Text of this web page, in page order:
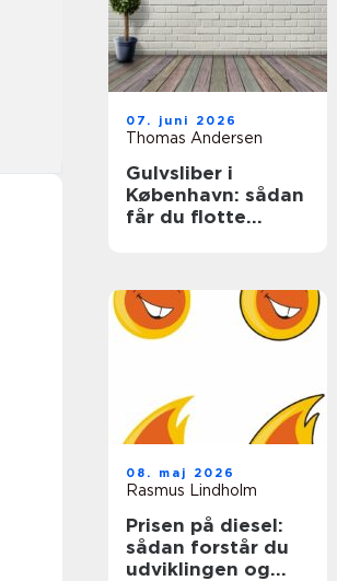
07. juni 2026
Thomas Andersen
Gulvsliber i
København: sådan
får du flotte
08. maj 2026
Rasmus Lindholm
Prisen på diesel:
sådan forstår du
udviklingen og